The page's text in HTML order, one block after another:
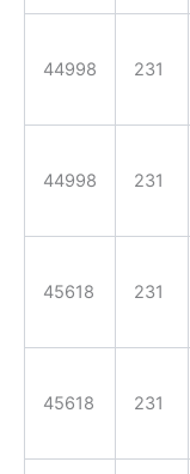
44998 231
44998 231
45618 231
45618 231